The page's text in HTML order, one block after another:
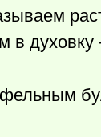
в